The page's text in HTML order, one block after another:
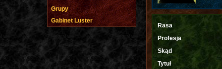
Rasa
Profesja
Skąd
Tytuł
Grupy
Gabinet Luster